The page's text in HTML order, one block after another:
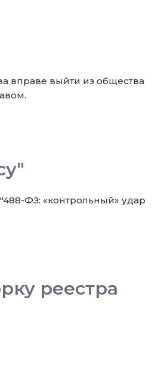
вправе выйти из общества
ФЗ: «контрольный» удар
реестра